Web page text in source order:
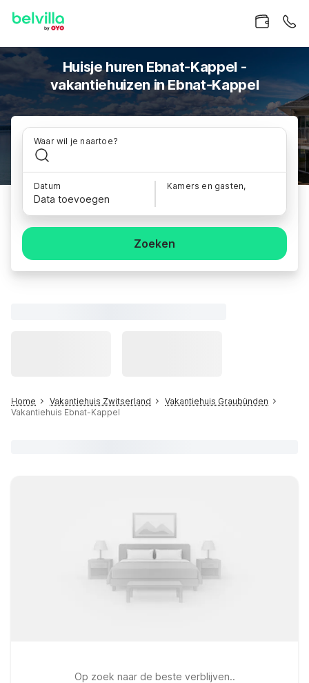
Huisje huren Ebnat-Kappel -
vakantiehuizen in Ebnat-Kappel
Waar wil je naartoe?
Datum
Data toevoegen
Kamers en gasten,
Zoeken
Home Vakantiehuis Zwitserland
Vakantiehuis Graubünden
Vakantiehuis Ebnat-Kappel
Op zoek naar de beste verblijven..